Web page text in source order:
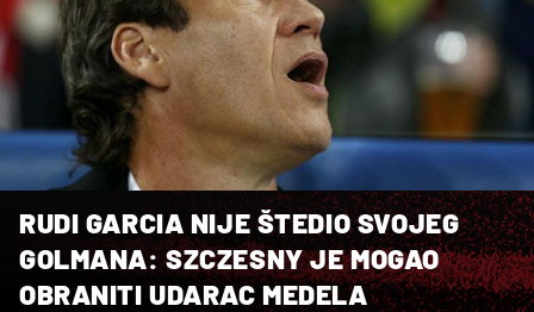
RUDI GARCIA NIJE ŠTEDIO SVOJEG
GOLMANA: SZCZESNY JE MOGAO
OBRANITI UDARAC MEDELA